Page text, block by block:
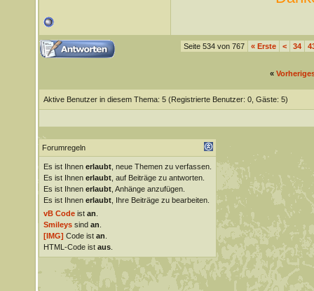
Seite 534 von 767 «Erste < 34
«
Aktive Benutzer in diesem Thema: 5 (Registrierte Benutzer: 0, Gäste: 5)
Forumregeln
Es ist Ihnen erlaubt, neue Themen zu verfassen.
Es ist Ihnen erlaubt, auf Beiträge zu antworten.
Es ist Ihnen erlaubt, Anhänge anzufügen.
Es ist Ihnen erlaubt, Ihre Beiträge zu bearbeiten.
vB Codeist an
Smileyssind an
[IMG] Code ist an
HTML-Code ist aus.